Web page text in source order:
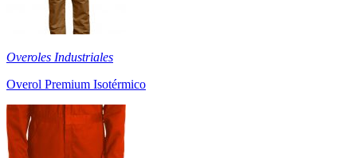
Overoles Industriales
Overol Premium Isotérmico